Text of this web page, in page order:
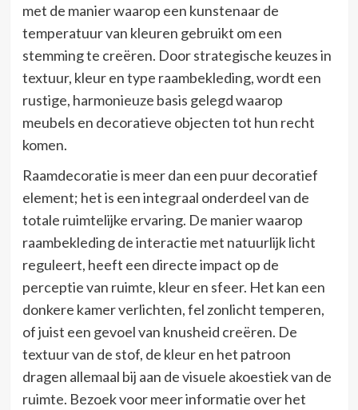
met de manier waarop een kunstenaar de
temperatuur van kleuren gebruikt om een
stemming te creëren. Door strategische keuzes in
textuur, kleur en type raambekleding, wordt een
rustige, harmonieuze basis gelegd waarop
meubels en decoratieve objecten tot hun recht
komen.
Raamdecoratie is meer dan een puur decoratief
element; het is een integraal onderdeel van de
totale ruimtelijke ervaring. De manier waarop
raambekleding de interactie met natuurlijk licht
reguleert, heeft een directe impact op de
perceptie van ruimte, kleur en sfeer. Het kan een
donkere kamer verlichten, fel zonlicht temperen,
of juist een gevoel van knusheid creëren. De
textuur van de stof, de kleur en het patroon
dragen allemaal bij aan de visuele akoestiek van de
ruimte. Bezoek voor meer informatie over het